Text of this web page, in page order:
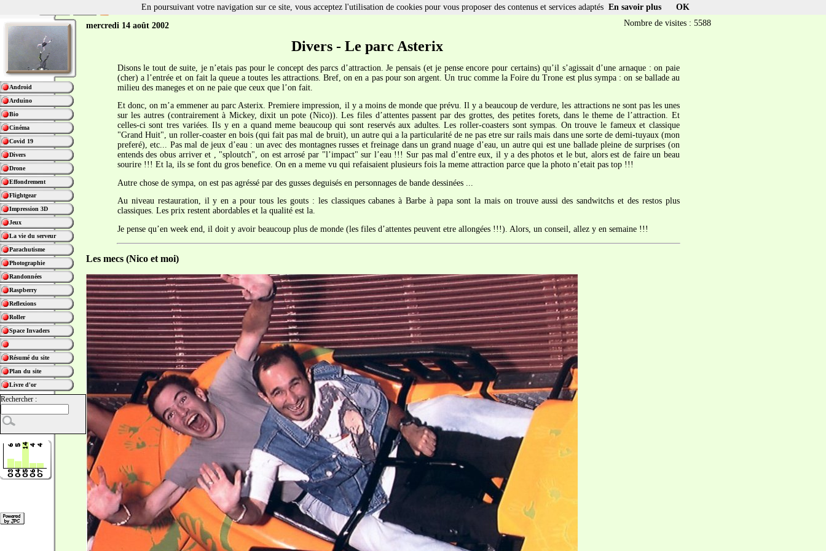
Android
Arduino
Bio
Cinéma
Covid 19
Divers
Drone
Effondrement
Flightgear
Impression 3D
Jeux
La vie du serveur
Parachutisme
Photographie
Randonnées
Raspberry
Reflexions
Roller
Space Invaders
Résumé du site
Plan du site
Livre d'or
Rechercher :
mercredi 14 août 2002 Nombre de visites : 5588
Divers - Le parc Asterix
Disons le tout de suite, je n’etais pas pour le concept des parcs d’attraction. Je pensais (et je pense encore pour certains) qu’il s’agissait d’une arnaque : on paie
(cher) a l’entrée et on fait la queue a toutes les attractions. Bref, on en a pas pour son argent. Un truc comme la Foire du Trone est plus sympa : on se ballade au
milieu des maneges et on ne paie que ceux que l’on fait.
Et donc, on m’a emmener au parc Asterix. Premiere impression, il y a moins de monde que prévu. Il y a beaucoup de verdure, les attractions ne sont pas les unes
sur les autres (contrairement à Mickey, dixit un pote (Nico)). Les files d’attentes passent par des grottes, des petites forets, dans le theme de l’attraction. Et
celles-ci sont tres variées. Ils y en a quand meme beaucoup qui sont reservés aux adultes. Les roller-coasters sont sympas. On trouve le fameux et classique
"Grand Huit", un roller-coaster en bois (qui fait pas mal de bruit), un autre qui a la particularité de ne pas etre sur rails mais dans une sorte de demi-tuyaux (mon
preferé), etc... Pas mal de jeux d’eau : un avec des montagnes russes et freinage dans un grand nuage d’eau, un autre qui est une ballade pleine de surprises (on
entends des obus arriver et , "sploutch", on est arrosé par "l’impact" sur l’eau !!! Sur pas mal d’entre eux, il y a des photos et le but, alors est de faire un beau
sourire !!! Et la, ils se font du gros benefice. On en a meme vu qui refaisaient plusieurs fois la meme attraction parce que la photo n’etait pas top !!!
Autre chose de sympa, on est pas agréssé par des gusses deguisés en personnages de bande dessinées ...
Au niveau restauration, il y en a pour tous les gouts : les classiques cabanes à Barbe à papa sont la mais on trouve aussi des sandwitchs et des restos plus
classiques. Les prix restent abordables et la qualité est la.
Je pense qu’en week end, il doit y avoir beaucoup plus de monde (les files d’attentes peuvent etre allongées !!!). Alors, un conseil, allez y en semaine !!!
Les mecs (Nico et moi)
En poursuivant votre navigation sur ce site, vous acceptez l'utilisation de cookies pour vous proposer des contenus et services adaptés En savoir plus OK